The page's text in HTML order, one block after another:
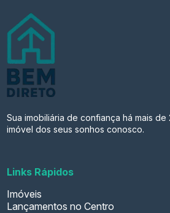
Sua imobiliária de confiança há mais de
imóvel dos seus sonhos conosco.
Links Rápidos
Imóveis
Lançamentos no Centro